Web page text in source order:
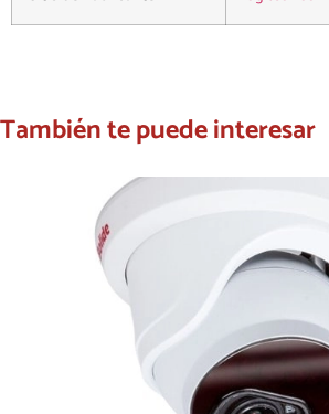
También te puede interesar